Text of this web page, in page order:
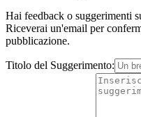
Hai feedback o suggerimenti
Riceverai un'email per
pubblicazione.
Titolo del Suggerimento: